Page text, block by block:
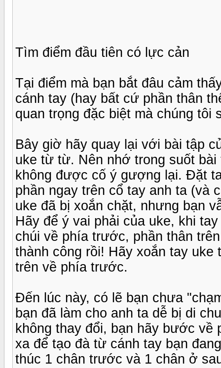
Tìm điểm đầu tiên có lực cản
Tại điểm mà bạn bắt đâu cảm
cánh tay (hay bất cứ phần thân
quan trọng đặc biệt mà chúng tôi
Bây giờ hãy quay lại với bài tập
uke từ từ. Nên nhớ trong suốt
không được cố ý gượng lại. Đặt
phần ngay trên cổ tay anh ta (và
uke đã bị xoắn chặt, nhưng bạn
Hãy để ý vai phải của uke, khi
chúi về phía trước, phần thân
thành công rồi! Hãy xoắn tay
trên về phía trước.
Đến lúc này, có lẽ bạn chưa
bạn đã làm cho anh ta dễ bị di
không thay đổi, bạn hãy bước
xa để tạo đà từ cánh tay bạn
thúc 1 chân trước và 1 chân ở